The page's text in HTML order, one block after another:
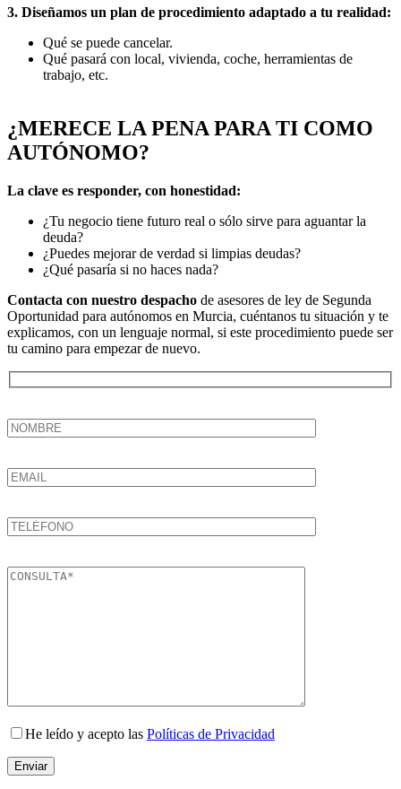
3. Diseñamos un plan de procedimiento adaptado a tu realidad:
Qué se puede cancelar.
Qué pasará con local, vivienda, coche, herramientas de
trabajo, etc.
¿MERECE LA PENA PARA TI COMO
AUTÓNOMO?
La clave es responder, con honestidad:
¿Tu negocio tiene futuro real o sólo sirve para aguantar la
deuda?
¿Puedes mejorar de verdad si limpias deudas?
¿Qué pasaría si no haces nada?
Contacta con nuestro despacho de asesores de ley de Segunda
Oportunidad para autónomos en Murcia, cuéntanos tu situación y te
explicamos, con un lenguaje normal, si este procedimiento puede ser
tu camino para empezar de nuevo.
He leído y acepto las Políticas de Privacidad
Enviar